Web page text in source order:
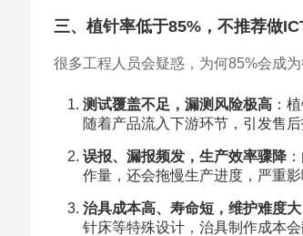
三、植针率低于85%，不推荐做
很多工程人员会疑惑，为何85%会成
测试覆盖不足，漏测风险极高 ：
随着产品流入下游环节，引发售
误报、漏报频发，生产效率骤降
作量，还会拖慢生产进度，严重影
治具成本高、寿命短，维护难度大
针床等特殊设计，治具制作成本